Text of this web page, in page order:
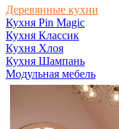
Деревянные кухни
Кухня Pin Magic
Кухня Классик
Кухня Хлоя
Кухня Шампань
Модульная мебель